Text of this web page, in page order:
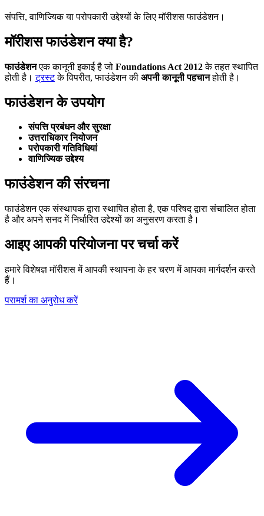
संपत्ति, वाणिज्यिक या परोपकारी उद्देश्यों के लिए मॉरीशस फाउंडेशन।
मॉरीशस फाउंडेशन क्या है?
फाउंडेशनएक कानूनी इकाई है जो Foundations Act 2012के तहत स्थापित
होती है।ट्रस्टके विपरीत, फाउंडेशन की अपनी कानूनी पहचानहोती है।
फाउंडेशन के उपयोग
संपत्ति प्रबंधन और सुरक्षा
उत्तराधिकार नियोजन
परोपकारी गतिविधियां
वाणिज्यिक उद्देश्य
फाउंडेशन की संरचना
फाउंडेशन एक संस्थापक द्वारा स्थापित होता है, एक परिषद द्वारा संचालित होता
है और अपने सनद में निर्धारित उद्देश्यों का अनुसरण करता है।
आइए आपकी परियोजना पर चर्चा करें
हमारे विशेषज्ञ मॉरीशस में आपकी स्थापना के हर चरण में आपका मार्गदर्शन करते
हैं।
परामर्श का अनुरोध करें